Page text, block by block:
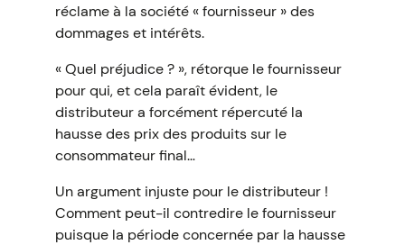
réclame à la société « fournisseur » des
dommages et intérêts.
« Quel préjudice ? », rétorque le fournisseur
pour qui, et cela paraît évident, le
distributeur a forcément répercuté la
hausse des prix des produits sur le
consommateur final…
Un argument injuste pour le distributeur !
Comment peut-il contredire le fournisseur
puisque la période concernée par la hausse